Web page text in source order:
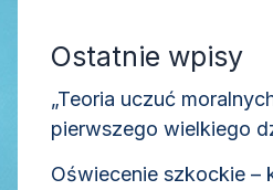
Ostatnie wpisy
„Teoria uczuć
pierwszego wielkiego
Oświecenie szkockie –